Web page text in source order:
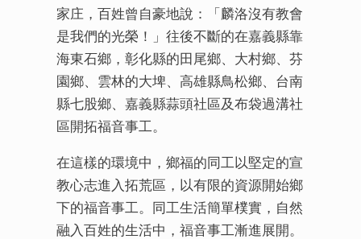
家庄，百姓曾自豪地說：「麟洛沒有教會
是我們的光榮！」往後不斷的在嘉義縣靠
海東石鄉，彰化縣的田尾鄉、大村鄉、芬
園鄉、雲林的大埤、高雄縣鳥松鄉、台南
縣七股鄉、嘉義縣蒜頭社區及布袋過溝社
區開拓福音事工。
在這樣的環境中，鄉福的同工以堅定的宣
教心志進入拓荒區，以有限的資源開始鄉
下的福音事工。同工生活簡單樸實，自然
融入百姓的生活中，福音事工漸進展開。